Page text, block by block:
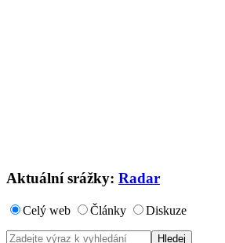
Aktuální srážky: Radar
Celý web Články Diskuze